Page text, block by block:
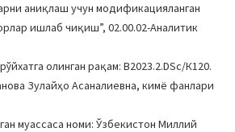
аниқлаш учун модификацияланган
ишлаб чиқиш”, 02.00.02-Аналитик
олинган рақам: В2023.2.DSc/К120.
Зулайҳо Асаналиевна, кимё фанлари
муассаса номи: Ўзбекистон Миллий